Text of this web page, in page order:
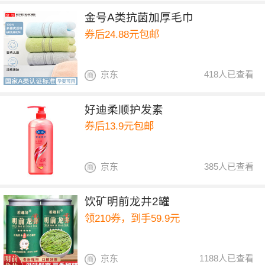
金号A类抗菌加厚毛巾
券后24.88元包邮
418人已查看
京东
好迪柔顺护发素
券后13.9元包邮
385人已查看
京东
饮矿明前龙井2罐
领210券，到手59.9元
1188人已查看
京东